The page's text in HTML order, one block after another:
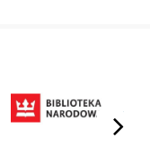
next